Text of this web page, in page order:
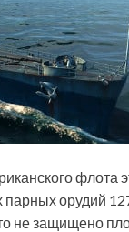
флота
парных орудий
не защищено